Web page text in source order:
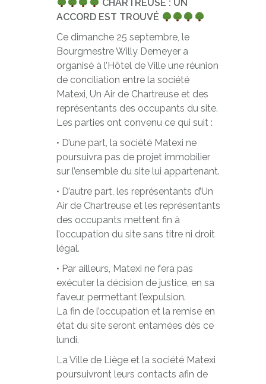
CHARTREUSE : UN
ACCORD EST TROUVÉ
Ce dimanche 25 septembre, le
Bourgmestre Willy Demeyer a
organisé à l’Hôtel de Ville une réunion
de conciliation entre la société
Matexi, Un Air de Chartreuse et des
représentants des occupants du site.
Les parties ont convenu ce qui suit :
• D’une part, la société Matexi ne
poursuivra pas de projet immobilier
sur l’ensemble du site lui appartenant.
• D’autre part, les représentants d’Un
Air de Chartreuse et les représentants
des occupants mettent fin à
l’occupation du site sans titre ni droit
légal.
• Par ailleurs, Matexi ne fera pas
exécuter la décision de justice, en sa
faveur, permettant l’expulsion.
La fin de l’occupation et la remise en
état du site seront entamées dès ce
lundi.
La Ville de Liège et la société Matexi
poursuivront leurs contacts afin de